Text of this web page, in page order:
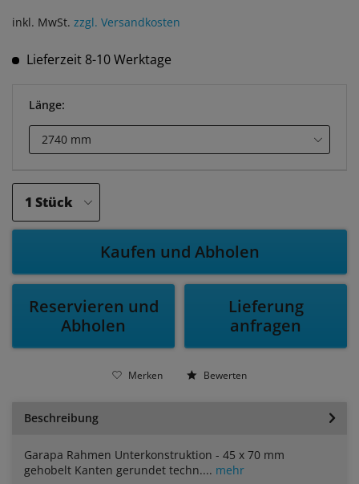
inkl. MwSt. zzgl. Versandkosten
Lieferzeit 8-10 Werktage
Länge:
Kaufen und Abholen
Reservieren und
Abholen
Lieferung
anfragen
Merken Bewerten
Beschreibung
Garapa Rahmen Unterkonstruktion - 45 x 70 mm
gehobelt Kanten gerundet techn.... mehr